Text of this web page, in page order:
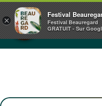
Panneau de gestion des
×
Festival
Festival Beauregard
GRATUIT - Sur